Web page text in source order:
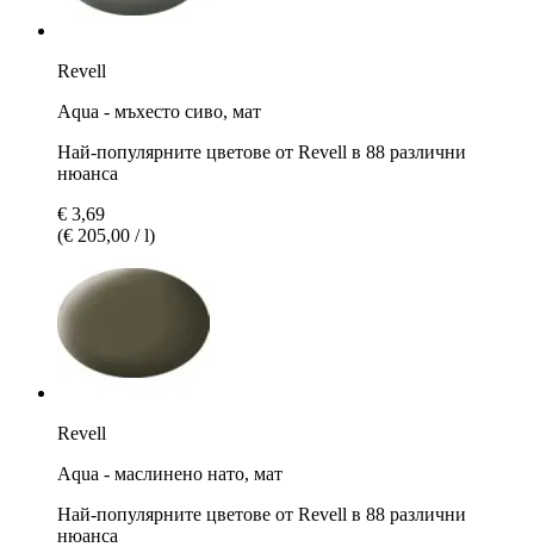
Revell
Aqua - мъхесто сиво, мат
Най-популярните цветове от Revell в 88 различни
нюанса
€ 3,69
(€ 205,00 / l)
Revell
Aqua - маслинено нато, мат
Най-популярните цветове от Revell в 88 различни
нюанса